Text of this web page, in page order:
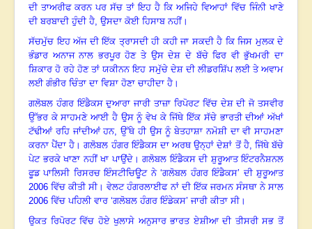
ਦੀ ਤਾਅਰੀਫ ਕਰਨ ਪਰ ਸੱਚ ਤਾਂ ਇਹ ਹੈ ਕਿ ਅਜਿਹੇ ਵਿਆਹਾਂ ਵਿੱਚ ਜਿੰਨੀ ਖਾਣੇ
ਦੀ ਬਰਬਾਦੀ ਹੁੰਦੀ ਹੈ, ਉਸਦਾ ਕੋਈ ਹਿਸਾਬ ਨਹੀਂ।
ਸੱਚਮੁੱਚ ਇਹ ਅੱਜ ਦੀ ਇੱਕ ਤ੍ਰਾਸਦੀ ਹੀ ਕਹੀ ਜਾ ਸਕਦੀ ਹੈ ਕਿ ਜਿਸ ਮੁਲਕ ਦੇ
ਭੰਡਾਰ ਅਨਾਜ ਨਾਲ ਭਰਪੂਰ ਹੋਣ ਤੇ ਉਸ ਦੇਸ਼ ਦੇ ਬੱਚੇ ਫਿਰ ਵੀ ਭੁੱਖਮਰੀ ਦਾ
ਸ਼ਿਕਾਰ ਹੋ ਰਹੇ ਹੋਣ ਤਾਂ ਯਕੀਨਨ ਇਹ ਸਮੁੱਚੇ ਦੇਸ਼ ਦੀ ਲੀਡਰਸ਼ਿੱਪ ਲਈ ਤੇ ਅਵਾਮ
ਲਈ ਗੰਭੀਰ ਚਿੰਤਾ ਦਾ ਵਿਸ਼ਾ ਹੋਣਾ ਚਾਹੀਦਾ ਹੈ ।
ਗਲੋਬਲ ਹੰਗਰ ਇੰਡੈਕਸ ਦੁਆਰਾ ਜਾਰੀ ਤਾਜ਼ਾ ਰਿਪੋਰਟ ਵਿੱਚ ਦੇਸ਼ ਦੀ ਜੋ ਤਸਵੀਰ
ਉੱਭਰ ਕੇ ਸਾਹਮਣੇ ਆਈ ਹੈ ਉਸ ਨੂੰ ਵੇਖ ਕੇ ਜਿੱਥੇ ਇੱਕ ਸੱਚੇ ਭਾਰਤੀ ਦੀਆਂ ਅੱਖਾਂ
ਟੱਢੀਆਂ ਰਹਿ ਜਾਂਦੀਆਂ ਹਨ, ਉੱਥੇ ਹੀ ਉਸ ਨੂੰ ਬੇਤਹਾਸ਼ਾ ਨਮੋਸ਼ੀ ਦਾ ਵੀ ਸਾਹਮਣਾ
ਕਰਨਾ ਪੈਂਦਾ ਹੈ । ਗਲੋਬਲ ਹੰਗਰ ਇੰਡੈਕਸ ਦਾ ਅਰਥ ਉਨ੍ਹਾਂ ਦੇਸ਼ਾਂ ਤੋਂ ਹੈ, ਜਿੱਥੇ ਬੱਚੇ
ਪੇਟ ਭਰਕੇ ਖਾਣਾ ਨਹੀਂ ਖਾ ਪਾਉਂਦੇ। ਗਲੋਬਲ ਇੰਡੈਕਸ ਦੀ ਸ਼ੁਰੂਆਤ ਇੰਟਰਨੈਸ਼ਨਲ
ਫੂਡ ਪਾਲਿਸੀ ਰਿਸਰਚ ਇੰਸਟੀਚਿਊਟ ਨੇ ‘ਗਲੋਬਲ ਹੰਗਰ ਇੰਡੈਕਸ’ ਦੀ ਸ਼ੁਰੂਆਤ
2006 ਵਿੱਚ ਕੀਤੀ ਸੀ। ਵੇਲਟ ਹੰਗਰਲਾਈਫ ਨਾਂ ਦੀ ਇੱਕ ਜਰਮਨ ਸੰਸਥਾ ਨੇ ਸਾਲ
2006 ਵਿੱਚ ਪਹਿਲੀ ਵਾਰ ‘ਗਲੋਬਲ ਹੰਗਰ ਇੰਡੇਕਸ’ ਜਾਰੀ ਕੀਤਾ ਸੀ।
ਉਕਤ ਰਿਪੋਰਟ ਵਿੱਚ ਹੋਏ ਖੁਲਾਸੇ ਅਨੁਸਾਰ ਭਾਰਤ ਏਸ਼ੀਆ ਦੀ ਤੀਸਰੀ ਸਭ ਤੋਂ